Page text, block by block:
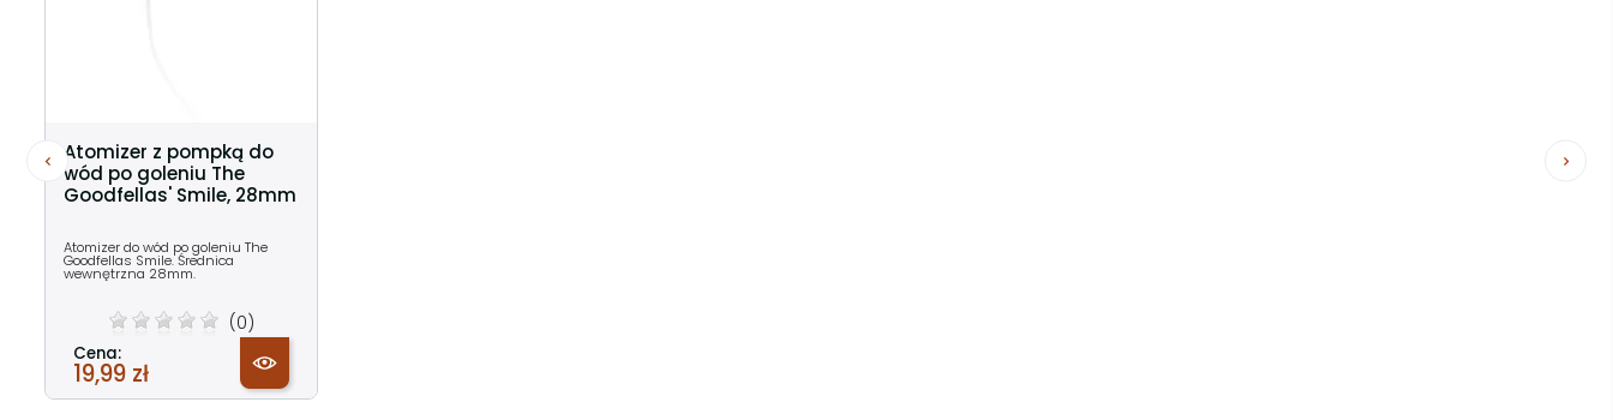
Atomizer z pompką do
wód po goleniu The
Goodfellas' Smile, 28mm
Atomizer do wód po goleniu The
Goodfellas Smile. Średnica
wewnętrzna 28mm.
(0)
Cena:
19,99 zł